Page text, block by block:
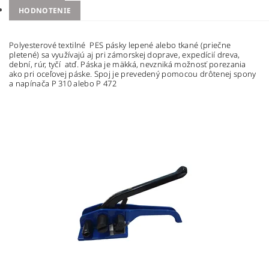
HODNOTENIE
Polyesterové textilné PES pásky lepené alebo tkané (priečne
pletené) sa využívajú aj pri zámorskej doprave, expedícií dreva,
dební, rúr, tyčí atď. Páska je mäkká, nevzniká možnosť porezania
ako pri oceľovej páske. Spoj je prevedený pomocou drôtenej spony
a napínača P 310 alebo P 472